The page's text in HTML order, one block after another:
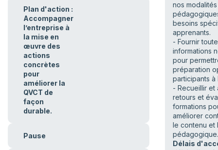
Plan d'action :
Accompagner
l’entreprise à
la mise en
œuvre des
actions
concrètes
pour
améliorer la
QVCT de
façon
durable.
Pause
nos modalités
besoins
apprenants.
- Fournir
informations
pour
préparation
participants à
- Recueillir et
retours et
formations
améliorer
le contenu et
pédagogique.
Délais